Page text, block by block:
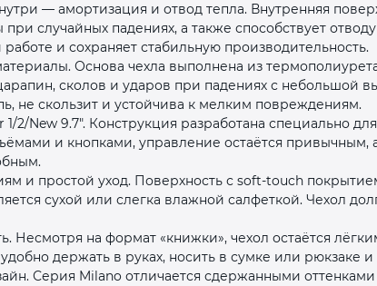
— амортизация и отвод тепла. Внутренняя
при случайных падениях, а также способствует
и сохраняет стабильную производительность.
Основа чехла выполнена из
сколов и ударов при падениях с небольшой
не скользит и устойчива к мелким повреждениям.
1/2/New 9.7". Конструкция разработана специально
и кнопками, управление остаётся привычным,
и простой уход. Поверхность с soft‑touch
сухой или слегка влажной салфеткой. Чехол
Несмотря на формат «книжки», чехол остаётся
держать в руках, носить в сумке или рюкзаке и
Серия Milano отличается сдержанными оттенками